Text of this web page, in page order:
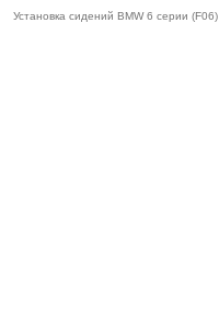
Установка сидений BMW 6 серии